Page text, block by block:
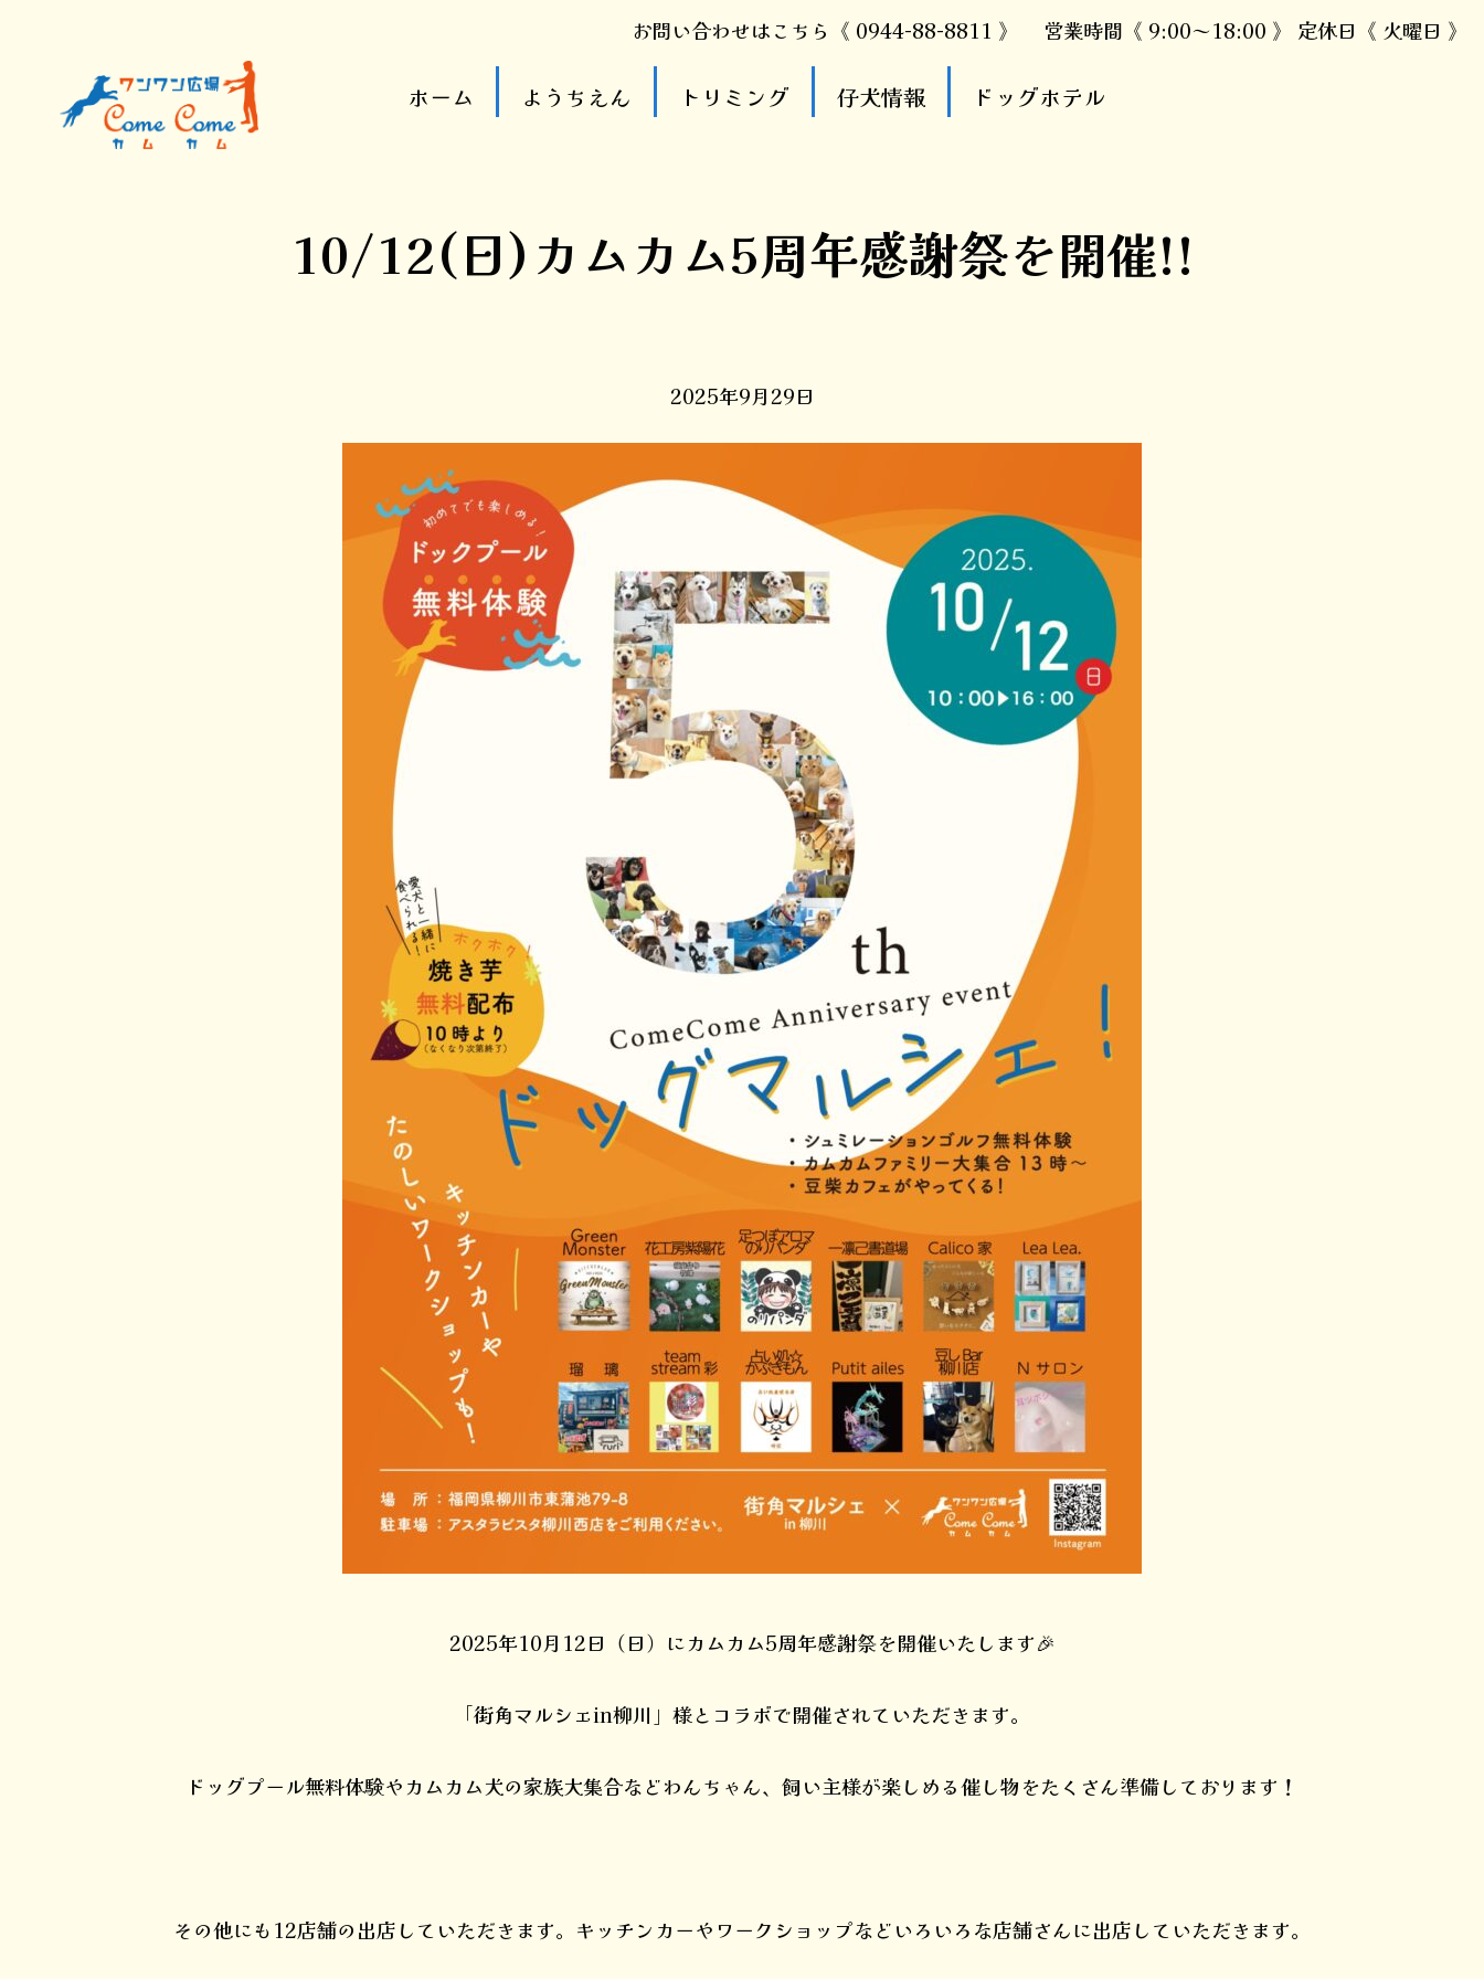
お問い合わせはこちら《 0944-88-8811 》 営業時間《 9:00～18:00 》 定休日《 火曜日 》
ホーム ようちえん トリミング 仔犬情報 ドッグホテル
10/12(日)カムカム5周年感謝祭を開催!!
2025年9月29日
2025年10月12日（日）にカムカム5周年感謝祭を開催いたします🎉
「街角マルシェin柳川」様とコラボで開催されていただきます。
ドッグプール無料体験やカムカム犬の家族大集合などわんちゃん、飼い主様が楽しめる催し物をたくさん準備しております！
その他にも12店舗の出店していただきます。キッチンカーやワークショップなどいろいろな店舗さんに出店していただきます。